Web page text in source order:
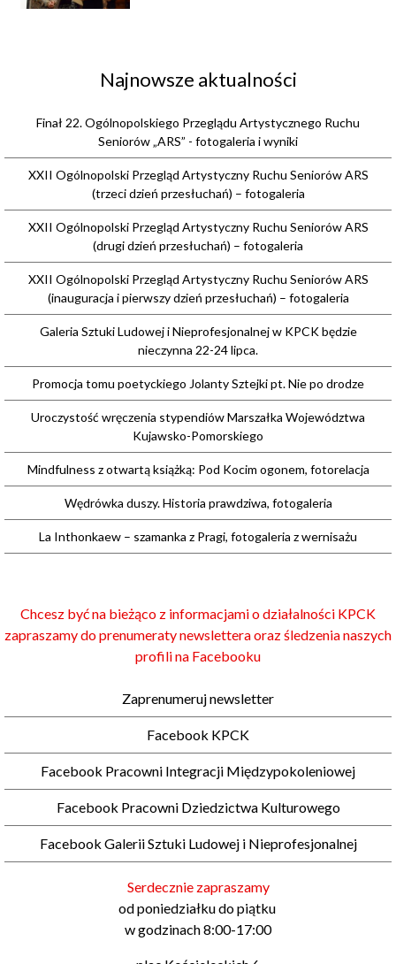
Najnowsze aktualności
Finał 22. Ogólnopolskiego Przeglądu Artystycznego Ruchu
Seniorów „ARS” - fotogaleria i wyniki
XXII Ogólnopolski Przegląd Artystyczny Ruchu Seniorów ARS
(trzeci dzień przesłuchań) – fotogaleria
XXII Ogólnopolski Przegląd Artystyczny Ruchu Seniorów ARS
(drugi dzień przesłuchań) – fotogaleria
XXII Ogólnopolski Przegląd Artystyczny Ruchu Seniorów ARS
(inauguracja i pierwszy dzień przesłuchań) – fotogaleria
Galeria Sztuki Ludowej i Nieprofesjonalnej w KPCK będzie
nieczynna 22-24 lipca.
Promocja tomu poetyckiego Jolanty Sztejki pt. Nie po drodze
Uroczystość wręczenia stypendiów Marszałka Województwa
Kujawsko-Pomorskiego
Mindfulness z otwartą książką: Pod Kocim ogonem, fotorelacja
Wędrówka duszy. Historia prawdziwa, fotogaleria
La Inthonkaew – szamanka z Pragi, fotogaleria z wernisażu
Chcesz być na bieżąco z informacjami o działalności KPCK
zapraszamy do prenumeraty newslettera oraz śledzenia naszych
profili na Facebooku
Zaprenumeruj newsletter
Facebook KPCK
Facebook Pracowni Integracji Międzypokoleniowej
Facebook Pracowni Dziedzictwa Kulturowego
Facebook Galerii Sztuki Ludowej i Nieprofesjonalnej
Serdecznie zapraszamy
od poniedziałku do piątku
w godzinach 8:00-17:00